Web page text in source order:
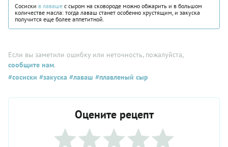
Сосиски в лаваше с сыром на сковороде можно обжарить и в большом
количестве масла: тогда лаваш станет особенно хрустящим, и закуска
получится еще более аппетитной.
Если вы заметили ошибку или неточность, пожалуйста,
сообщите нам.
#сосиски #закуска #лаваш #плавленый сыр
Оцените рецепт